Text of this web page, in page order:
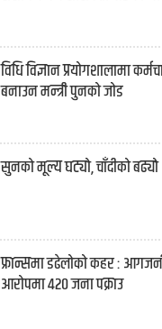
विधि विज्ञान प्रयोगशालामा
बनाउन मन्त्री पुनको जोड
सुनको मूल्य घट्यो, चाँदीको बढ्यो
फ्रान्समा डढेलोको कहर :
आरोपमा ४२० जना पक्राउ